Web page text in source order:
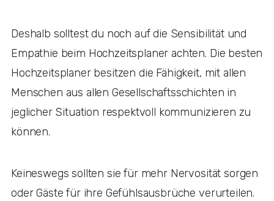
Deshalb solltest du noch auf die Sensibilität und
Empathie beim Hochzeitsplaner achten. Die besten
Hochzeitsplaner besitzen die Fähigkeit, mit allen
Menschen aus allen Gesellschaftsschichten in
jeglicher Situation respektvoll kommunizieren zu
können.
Keineswegs sollten sie für mehr Nervosität sorgen
oder Gäste für ihre Gefühlsausbrüche verurteilen.